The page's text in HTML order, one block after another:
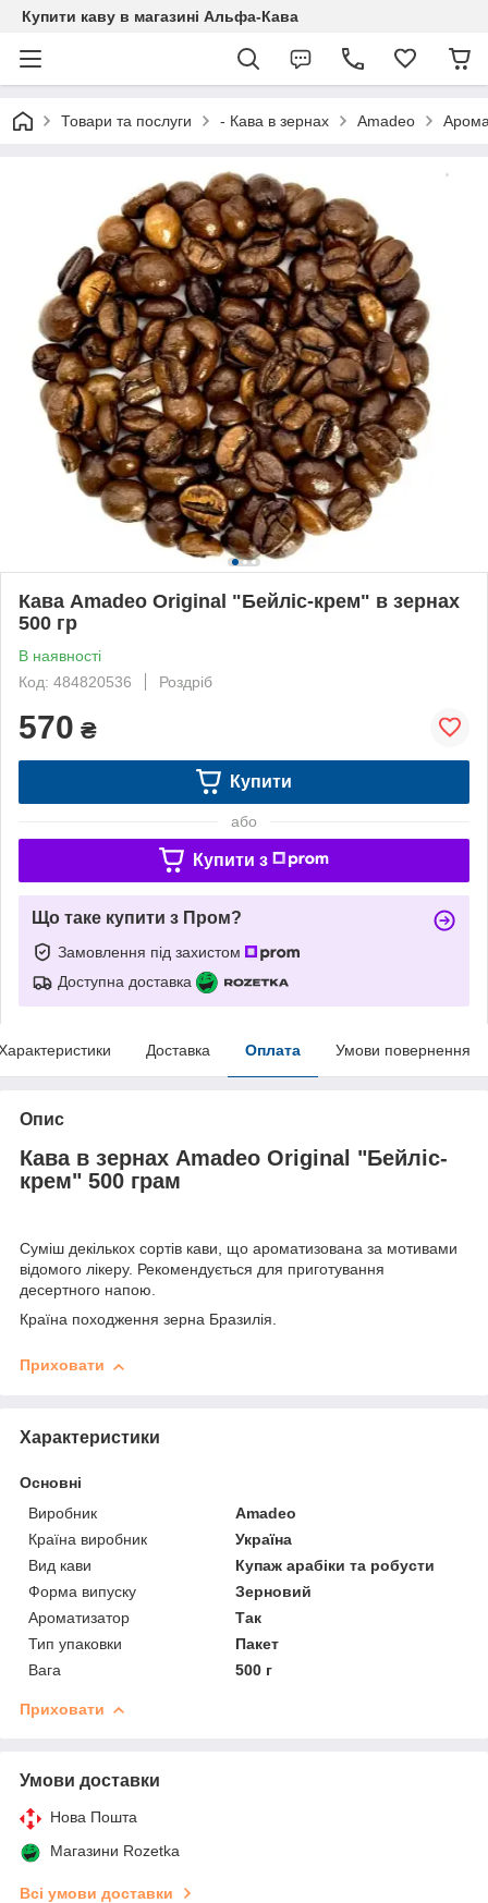
Купити каву в магазині Альфа-Кава
Товари та послуги - Кава в зернах Amadeo
Кава Amadeo Original "Бейліс-крем" в зернах
500 гр
В наявності
Код: 484820536
Роздріб
570 ₴
Купити
або
Купити з
Що таке купити з Пром?
Замовлення під захистом
Доступна доставка
Доставка Оплата Умови повернення
Опис
Кава в зернах Amadeo Original "Бейліс-
крем" 500 грам
Суміш декількох сортів кави, що ароматизована за мотивами
відомого лікеру. Рекомендується для приготування
десертного напою.
Країна походження зерна Бразилія.
Приховати
Характеристики
Основні
Виробник
Amadeo
Країна виробник
Україна
Вид кави
Купаж арабіки та робусти
Форма випуску
Зерновий
Ароматизатор
Так
Тип упаковки
Пакет
Вага
500 г
Приховати
Умови доставки
Нова Пошта
Магазини Rozetka
Всі умови доставки